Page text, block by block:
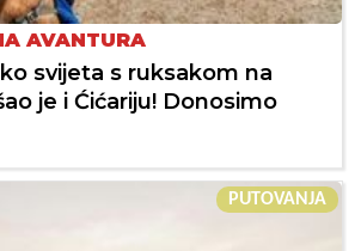
AVANTURA
svijeta s ruksakom na
je i Ćićariju! Donosimo
PUTOVANJA